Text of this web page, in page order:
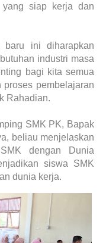
siap kerja dan
baru ini diharapkan
industri masa
bagi kita semua
proses pembelajaran
Rahadian.
SMK PK, Bapak
beliau menjelaskan
dengan Dunia
siswa SMK
dunia kerja.